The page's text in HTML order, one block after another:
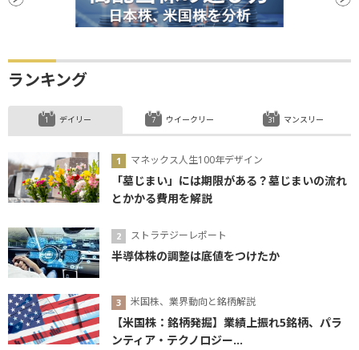
ランキング
デイリー
マネックス人生100年デザイン
「墓じまい」には期限がある？墓じまいの流れ
とかかる費用を解説
ストラテジーレポート
半導体株の調整は底値をつけたか
米国株、業界動向と銘柄解説
【米国株：銘柄発掘】業績上振れ5銘柄、パラ
ンティア・テクノロジー...
ウイークリー マンスリー